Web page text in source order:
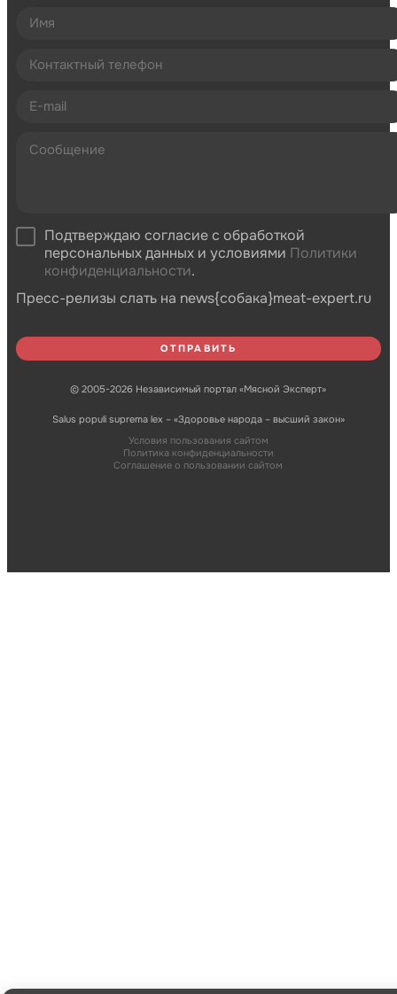
Подтверждаю согласие с обработкой
персональных данных и условиями Политики
конфиденциальности.
Пресс-релизы слать на news{собака}meat-expert.ru
© 2005-2026 Независимый портал «Мясной Эксперт»
Salus populi suprema lex – «Здоровье народа – высший закон»
Условия пользования сайтом
Политика конфиденциальности
Соглашение о пользовании сайтом